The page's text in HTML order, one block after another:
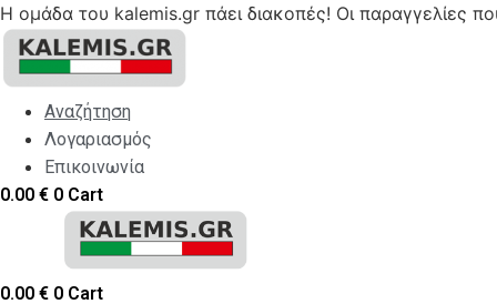
Η ομάδα του kalemis.gr πάει διακοπές! Οι παραγγελίες
Skip
content
Αναζήτηση
Λογαριασμός
Επικοινωνία
0.00 € 0 Cart
0.00 € 0 Cart